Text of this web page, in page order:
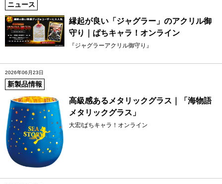
ニュース
縁起が良い「ジャグラー」のアクリル御
守り｜ぱちキャラ！オンライン
『ジャグラーアクリル御守り』
2026年06月23日
新製品情報
高級感あるメタリックグラス｜「海物語
メタリックグラス」
大宏/ぱちキャラ！オンライン